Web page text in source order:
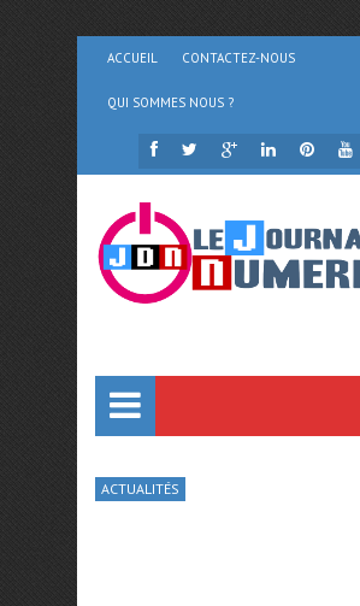
ACCUEIL CONTACTEZ-NOUS
QUI SOMMES NOUS ?
ACTUALITÉS